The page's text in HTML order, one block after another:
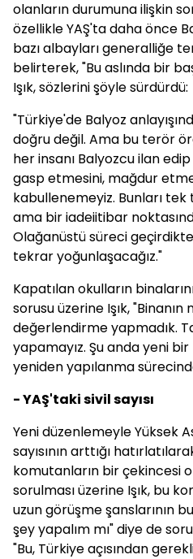
olanların durumuna ilişkin
özellikle YAŞ'ta daha önce
bazı albayları generalliğe
belirterek, "Bu aslında bir
Işık, sözlerini şöyle sürdürdü:
"Türkiye'de Balyoz
doğru değil. Ama bu terör
her insanı Balyozcu ilan
gasp etmesini, mağdur
kabullenemeyiz. Bunları
ama bir iadeiitibar
Olağanüstü süreci
tekrar yoğunlaşacağız."
Kapatılan okulların
sorusu üzerine Işık,
değerlendirme yapmadık.
yapamayız. Şu anda yeni
yeniden yapılanma
- YAŞ'taki sivil sayısı
Yeni düzenlemeyle Yüksek
sayısının arttığı
komutanların bir çekincesi
sorulması üzerine Işık, bu
uzun görüşme şanslarının
şey yapalım mı" diye de
"Bu, Türkiye açısından